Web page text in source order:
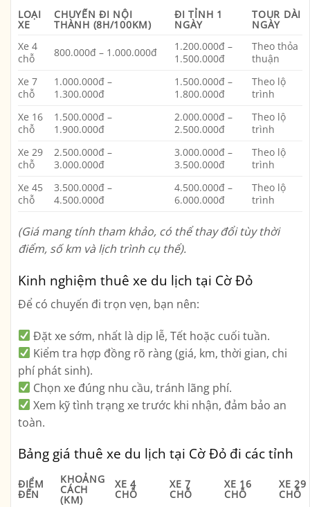
LOẠI
XE
CHUYẾN ĐI NỘI
THÀNH (8H/100KM)
ĐI TỈNH 1
NGÀY
TOUR DÀI
NGÀY
Xe 4
chỗ
800.000đ – 1.000.000đ
1.200.000đ –
1.500.000đ
Theo thỏa
thuận
Xe 7
chỗ
1.000.000đ –
1.300.000đ
1.500.000đ –
1.800.000đ
Theo lộ
trình
Xe 16
chỗ
1.500.000đ –
1.900.000đ
2.000.000đ –
2.500.000đ
Theo lộ
trình
Xe 29
chỗ
2.500.000đ –
3.000.000đ
3.000.000đ –
3.500.000đ
Theo lộ
trình
Xe 45
chỗ
3.500.000đ –
4.500.000đ
4.500.000đ –
6.000.000đ
Theo lộ
trình
(Giá mang tính tham khảo, có thể thay đổi tùy thời
điểm, số km và lịch trình cụ thể).
Kinh nghiệm thuê xe du lịch tại Cờ Đỏ
Để có chuyến đi trọn vẹn, bạn nên:
Đặt xe sớm, nhất là dịp lễ, Tết hoặc cuối tuần.
Kiểm tra hợp đồng rõ ràng(giá, km, thời gian, chi
phí phát sinh).
Chọn xe đúng nhu cầu, tránh lãng phí.
Xem kỹ tình trạng xe trước khi nhận, đảm bảo an
toàn.
Bảng giá thuê xe du lịch tại Cờ Đỏ đi các tỉnh
ĐIỂM
ĐẾN
KHOẢNG
CÁCH
(KM)
XE 4
CHỖ
XE 7
CHỖ
XE 16
CHỖ
XE 29
CHỖ